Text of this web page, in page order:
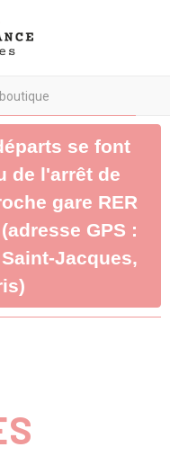
se font
de l'arrêt de
gare RER
GPS :
Jacques,